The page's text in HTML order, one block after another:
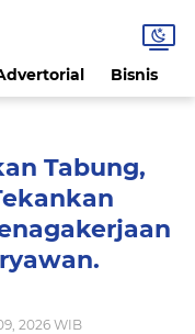
Bisnis
Tabung,
2026 WIB